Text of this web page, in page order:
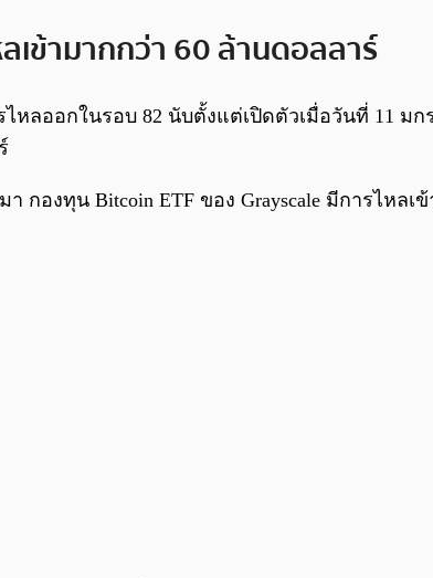
เข้ามากกว่า 60 ล้านดอลลาร์
ไหลออกในรอบ 82 นับตั้งแต่เปิดตัวเมื่อวันที่ 11
กองทุน Bitcoin ETF ของ Grayscale มีการไหล